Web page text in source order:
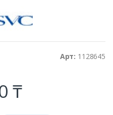
Арт: 1128645
₸